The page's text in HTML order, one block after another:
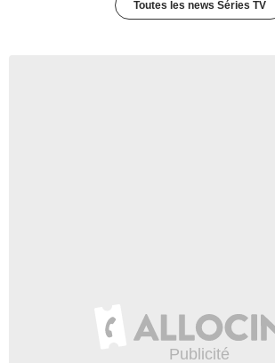
Toutes les news Séries TV